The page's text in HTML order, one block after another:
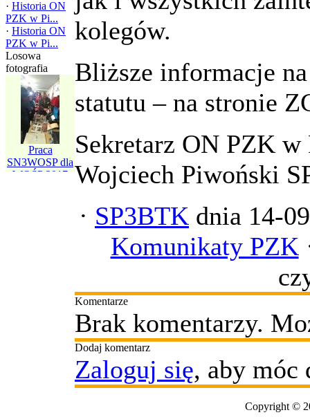
· Historia ON
PZK w Pi...
· Historia ON
PZK w Pi...
Losowa
fotografia
Spotkanie
opłatkowe w
Klubie Seniora
Praca
SN3WOSP dla
WOŚP 2017
kolegów.
Bliższe informacje
statutu – na stronie
Sekretarz ON PZK w
Wojciech Piwoński
· SP3BTK dnia 14-
Komunikaty PZK
Komentarze
Brak komentarzy.
Dodaj komentarz
Zaloguj się, aby móc
Copyright ©